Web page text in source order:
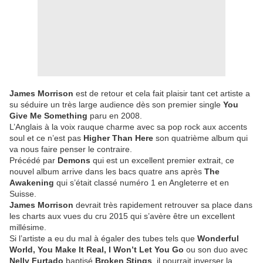
James Morrison est de retour et cela fait plaisir tant cet artiste a
su séduire un très large audience dès son premier single You
Give Me Something paru en 2008.
L’Anglais à la voix rauque charme avec sa pop rock aux accents
soul et ce n’est pas Higher Than Here son quatrième album qui
va nous faire penser le contraire.
Précédé par Demons qui est un excellent premier extrait, ce
nouvel album arrive dans les bacs quatre ans après The
Awakening qui s’était classé numéro 1 en Angleterre et en
Suisse.
James Morrison devrait très rapidement retrouver sa place dans
les charts aux vues du cru 2015 qui s’avère être un excellent
millésime.
Si l’artiste a eu du mal à égaler des tubes tels que Wonderful
World, You Make It Real, I Won’t Let You Go ou son duo avec
Nelly Furtado baptisé Broken Stings , il pourrait inverser la